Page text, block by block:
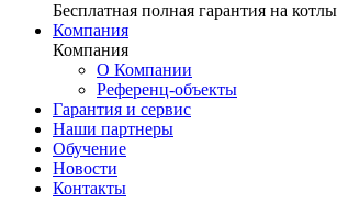
Бесплатная полная гарантия на
Компания
Компания
О Компании
Референц-объекты
Гарантия и сервис
Наши партнеры
Обучение
Новости
Контакты